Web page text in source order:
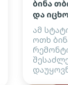
ბინა
და
ამ
ოთხ